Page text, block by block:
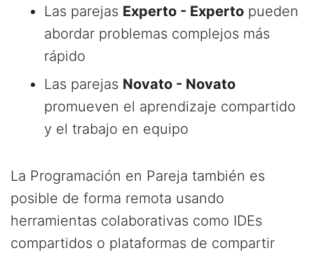
Las parejas Experto - Experto pueden
abordar problemas complejos más
rápido
Las parejas Novato - Novato
promueven el aprendizaje compartido
y el trabajo en equipo
La Programación en Pareja también es
posible de forma remota usando
herramientas colaborativas como IDEs
compartidos o plataformas de compartir